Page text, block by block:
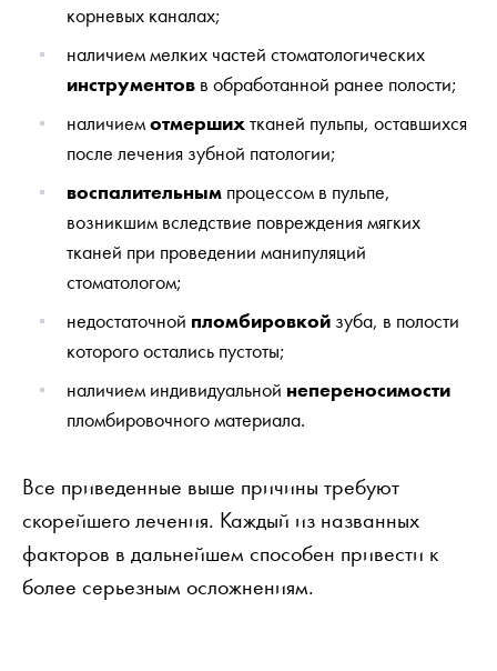
корневых каналах;
наличием мелких частей стоматологических
инструментов в обработанной ранее полости;
наличиемотмершихтканей пульпы, оставшихся
после лечения зубной патологии;
воспалительным процессом в пульпе,
возникшим вследствие повреждения мягких
тканей при проведении манипуляций
стоматологом;
недостаточной пломбировкой зуба, в полости
которого остались пустоты;
наличием индивидуальной непереносимости
пломбировочного материала.
Все приведенные выше причины требуют
скорейшего лечения. Каждый из названных
факторов в дальнейшем способен привести к
более серьезным осложнениям.